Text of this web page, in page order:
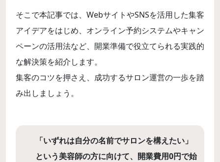
そこで本記事では、WebサイトやSNSを活用した集客
アイデアをはじめ、オンライン予約システムやキャン
ペーンの活用法など、開業準備で役立てられる実践的
な解決策を紹介します。
集客のコツを押さえ、成功するサロン運営の一歩を踏
み出しましょう。
「いずれは自分の名前でサロンを構えたい」
という美容師の方に向けて、開業費用0円で始